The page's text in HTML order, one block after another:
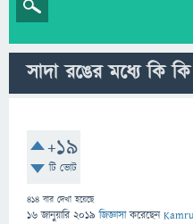
সাদা রঙের মধ্যে কি
+19
টি ভোট
414 বার দেখা হয়েছে
16 জানুয়ারি 2019 জিজ্ঞাসাকরেছেন